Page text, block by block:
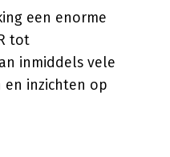
een enorme
tot
inmiddels vele
en inzichten op